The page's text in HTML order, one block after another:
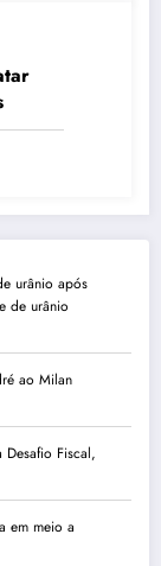
urânio após
de urânio
ao Milan
Desafio Fiscal,
em meio a